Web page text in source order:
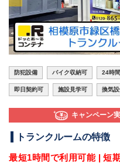
防犯設備 バイク収納可 24時
即日契約可 施設見学可 換気
キャンペーン
トランクルームの特徴
最短1時間で利用可能 | 短